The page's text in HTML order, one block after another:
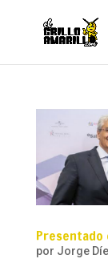
Presentado
por Jorge